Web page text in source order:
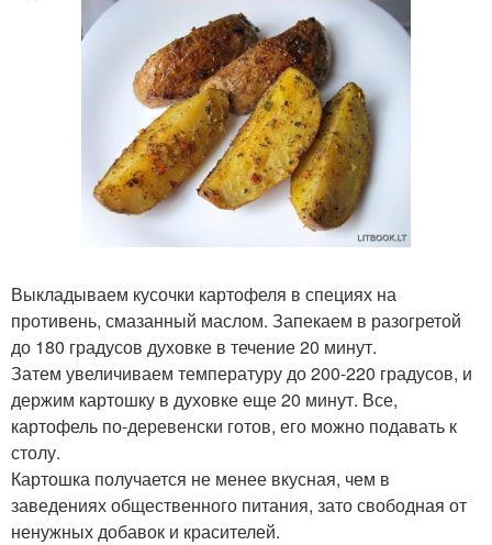
Выкладываем кусочки картофеля в специях на
противень, смазанный маслом. Запекаем в разогретой
до 180 градусов духовке в течение 20 минут.
Затем увеличиваем температуру до 200-220 градусов, и
держим картошку в духовке еще 20 минут. Все,
картофель по-деревенски готов, его можно подавать к
столу.
Картошка получается не менее вкусная, чем в
заведениях общественного питания, зато свободная от
ненужных добавок и красителей.